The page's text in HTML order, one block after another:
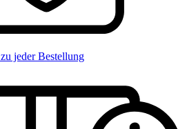
zu jeder Bestellung